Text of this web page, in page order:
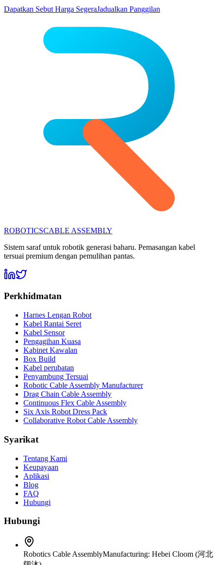
Dapatkan Sebut Harga SegeraJadualkan Panggilan
ROBOTICSCABLE ASSEMBLY
Sistem saraf untuk robotik generasi baharu. Pemasangan kabel
tersuai premium dengan pemulihan pantas.
Perkhidmatan
Harnes Lengan Robot
Kabel Rantai Seret
Kabel Sensor
Pengagihan Kuasa
Kabinet Kawalan
Box Build
Kabel perubatan
Penyambung Tersuai
Robotic Cable Assembly Manufacturer
Drag Chain Cable Assembly
Continuous Flex Cable Assembly
Six Axis Robot Dress Pack
Collaborative Robot Cable Assembly
Syarikat
Tentang Kami
Keupayaan
Aplikasi
Blog
FAQ
Hubungi
Hubungi
Robotics Cable AssemblyManufacturing: Hebei Cloom (河北